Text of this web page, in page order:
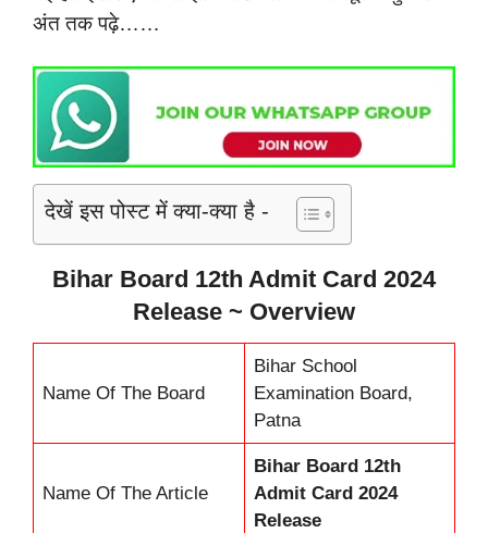
अंत तक पढ़े……
देखें इस पोस्ट में क्या-क्या है -
Bihar Board 12th Admit Card 2024
Release ~ Overview
Name Of The Board
Bihar School
Examination Board,
Patna
Name Of The Article
Bihar Board 12th
Admit Card 2024
Release